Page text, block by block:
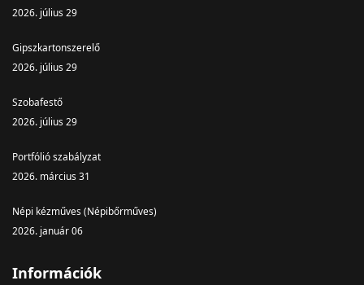
2026. július 29
Gipszkartonszerelő
2026. július 29
Szobafestő
2026. július 29
Portfólió szabályzat
2026. március 31
Népi kézműves (Népibőrműves)
2026. január 06
Információk